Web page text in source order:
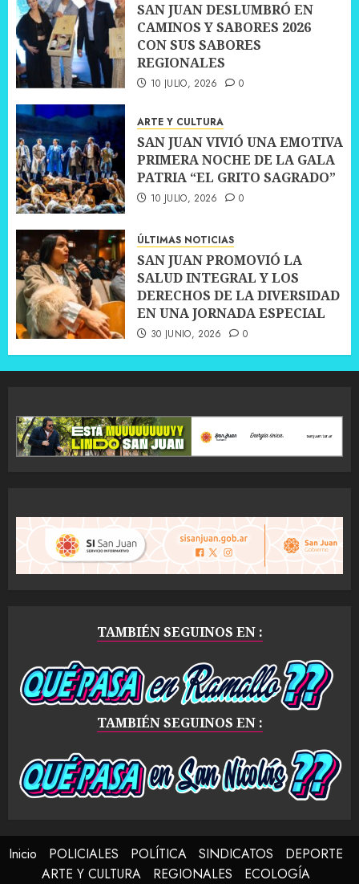
SAN JUAN DESLUMBRÓ EN
CAMINOS Y SABORES 2026
CON SUS SABORES
REGIONALES
10 JULIO, 2026 0
ARTE Y CULTURA
SAN JUAN VIVIÓ UNA EMOTIVA
PRIMERA NOCHE DE LA GALA
PATRIA “EL GRITO SAGRADO”
10 JULIO, 2026 0
ÚLTIMAS NOTICIAS
SAN JUAN PROMOVIÓ LA
SALUD INTEGRAL Y LOS
DERECHOS DE LA DIVERSIDAD
EN UNA JORNADA ESPECIAL
30 JUNIO, 2026 0
TAMBIÉN SEGUINOS EN :
TAMBIÉN SEGUINOS EN :
Inicio POLICIALES POLÍTICA SINDICATOS
DEPORTE
ARTE Y CULTURA
REGIONALES ECOLOGÍA